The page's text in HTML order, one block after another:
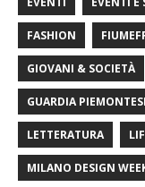
FASHION
GIOVANI & SOCIETÀ
GUARDIA
LETTERATURA
MILANO DESIGN